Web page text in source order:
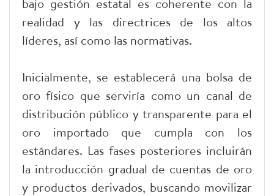
realidad y las directrices de los altos
líderes, así como las normativas.
Inicialmente, se establecerá una bolsa de
oro físico que serviría como un canal de
distribución público y transparente para el
oro importado que cumpla con los
estándares. Las fases posteriores incluirán
la introducción gradual de cuentas de oro
y productos derivados, buscando movilizar